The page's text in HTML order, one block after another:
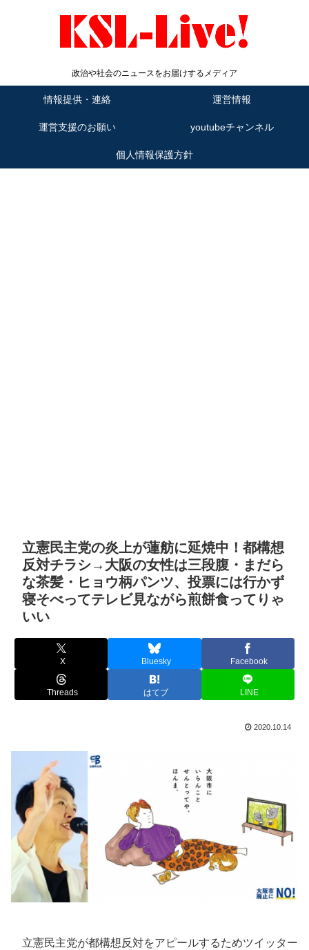
政治や社会のニュースをお届けするメディア
情報提供・連絡 運営情報
運営支援のお願い youtubeチャンネル
個人情報保護方針
立憲民主党の炎上が蓮舫に延焼中！都構想
反対チラシ→大阪の女性は三段腹・まだら
な茶髪・ヒョウ柄パンツ、投票には行かず
寝そべってテレビ見ながら煎餅食ってりゃ
いい
X Bluesky Facebook
Threads はてブ LINE
2020.10.14
立憲民主党が都構想反対をアピールするためツイッター